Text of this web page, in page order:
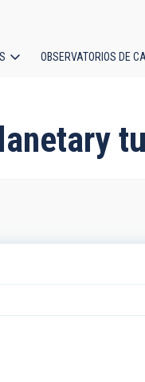
OBSERVATORIOS DE